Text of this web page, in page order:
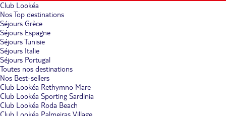
Club Lookéa
Nos Top destinations
Séjours Grèce
Séjours Espagne
Séjours Tunisie
Séjours Italie
Séjours Portugal
Toutes nos destinations
Nos Best-sellers
Club Lookéa Rethymno Mare
Club Lookéa Sporting Sardinia
Club Lookéa Roda Beach